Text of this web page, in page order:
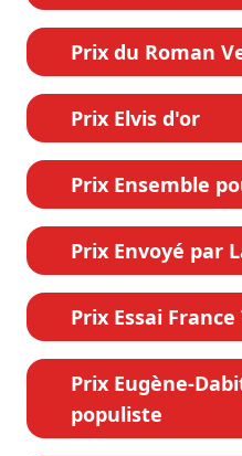
Prix du Roman
Prix Elvis d'or
Prix Ensemble
Prix Envoyé par
Prix Essai
Prix Eugène-
populiste